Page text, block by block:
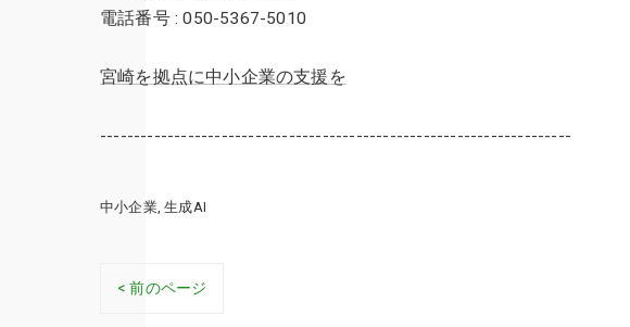
電話番号 : 050-5367-5010
宮崎を拠点に中小企業の支援を
----------------------------------------------------------------------
中小企業 生成AI
< 前のページ